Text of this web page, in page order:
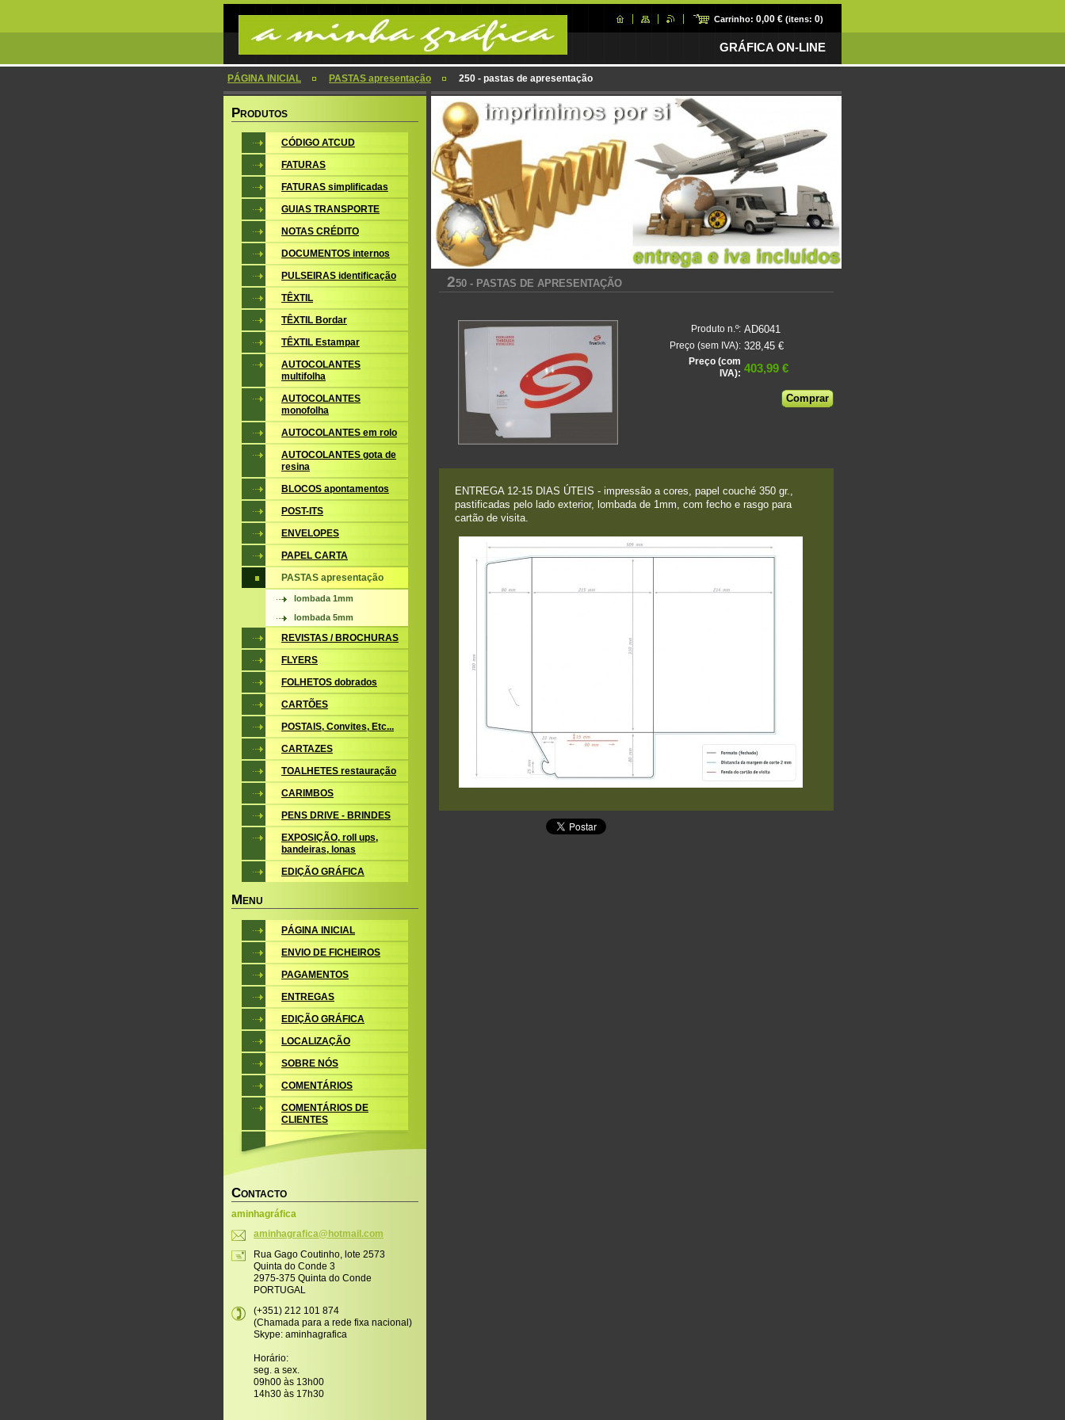
Carrinho: 0,00 € (itens: 0)
GRÁFICA ON-LINE
PÁGINA INICIAL PASTAS apresentação 250 - pastas de apresentação
250 - PASTAS DE APRESENTAÇÃO
Produto n.º: AD6041
Preço (sem IVA): 328,45 €
Preço (com
IVA): 403,99 €
ENTREGA 12-15 DIAS ÚTEIS - impressão a cores, papel couché 350 gr.,
pastificadas pelo lado exterior, lombada de 1mm, com fecho e rasgo para
cartão de visita.
PRODUTOS
CÓDIGO ATCUD
FATURAS
FATURAS simplificadas
GUIAS TRANSPORTE
NOTAS CRÉDITO
DOCUMENTOS internos
PULSEIRAS identificação
TÊXTIL
TÊXTIL Bordar
TÊXTIL Estampar
AUTOCOLANTES
multifolha
AUTOCOLANTES
monofolha
AUTOCOLANTES em rolo
AUTOCOLANTES gota de
resina
BLOCOS apontamentos
POST-ITS
ENVELOPES
PAPEL CARTA
PASTAS apresentação
lombada 1mm
lombada 5mm
REVISTAS / BROCHURAS
FLYERS
FOLHETOS dobrados
CARTÕES
POSTAIS, Convites, Etc...
CARTAZES
TOALHETES restauração
CARIMBOS
PENS DRIVE - BRINDES
EXPOSIÇÃO, roll ups,
bandeiras, lonas
EDIÇÃO GRÁFICA
M ENU
PÁGINA INICIAL
ENVIO DE FICHEIROS
PAGAMENTOS
ENTREGAS
EDIÇÃO GRÁFICA
LOCALIZAÇÃO
SOBRE NÓS
COMENTÁRIOS
COMENTÁRIOS DE
CLIENTES
CONTACTO
aminhagráfica
aminhagrafica@hotmail.com
Rua Gago Coutinho, lote 2573
Quinta do Conde 3
2975-375 Quinta do Conde
PORTUGAL
(+351) 212 101 874
(Chamada para a rede fixa nacional)
Skype: aminhagrafica
Horário:
seg. a sex.
09h00 às 13h00
14h30 às 17h30